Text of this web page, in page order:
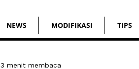
NEWS MODIFIKASI TIPS
3 menit membaca